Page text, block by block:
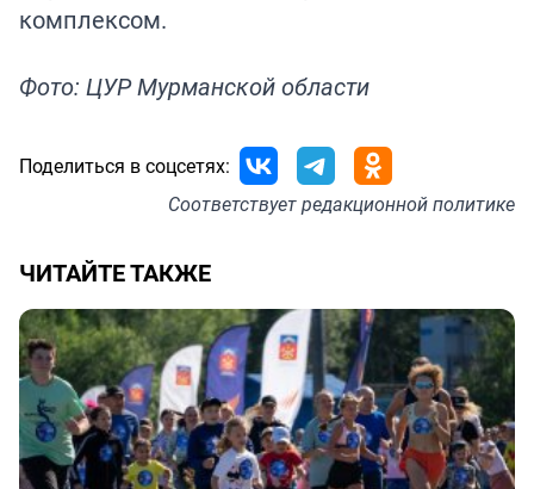
комплексом.
Фото: ЦУР Мурманской области
Поделиться в соцсетях:
Соответствуетредакционной политике
ЧИТАЙТЕ ТАКЖЕ